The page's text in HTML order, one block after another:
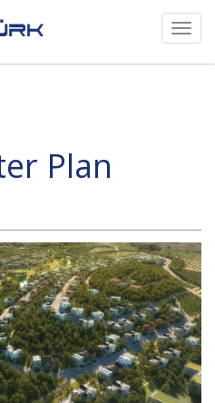
Toggle
Plan